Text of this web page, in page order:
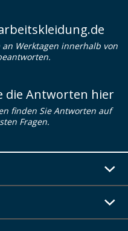
Werktagen innerhalb von
die Antworten hier
finden Sie Antworten auf
Fragen.